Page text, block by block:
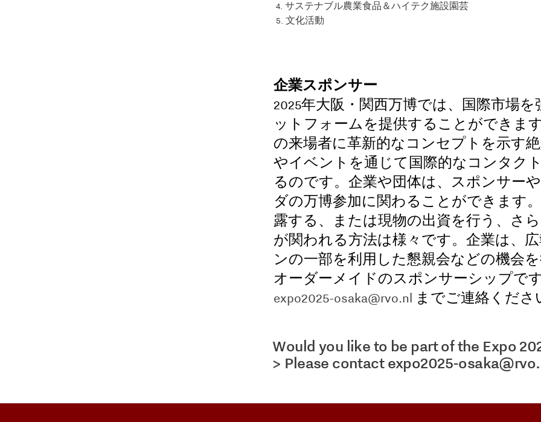
サステナブル農業食品＆ハイテク施設園芸
文化活動
企業スポンサー
2025年大阪・関西万博では、国際市場
ットフォームを提供することができま
の来場者に革新的なコンセプトを示す
やイベントを通じて国際的なコンタク
るのです。企業や団体は、スポンサー
ダの万博参加に関わることができます
露する、または現物の出資を行う、さ
が関われる方法は様々です。企業は、
ンの一部を利用した懇親会などの機会
オーダーメイドのスポンサーシップで
expo2025-osaka@rvo.nl までご連絡くださ
Would you like to be part of the Expo
> Please contactexpo2025-